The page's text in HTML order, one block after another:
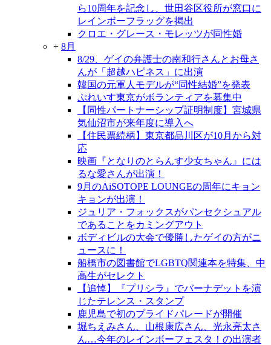
ら10周年を記念し、世田谷区役所が窓口に
レインボーフラッグを掲出
クロエ・グレース・モレッツが同性婚
+ 8月
8/29、ゲイの弁護士の南和行さんとお母さ
んが「超越ハピネス」に出演
韓国の元軍人モデルが“同性結婚”を発表
ぷれいす東京がボランティアを募集中
【同性パートナーシップ証明制度】宮城県
気仙沼市が来年度に導入へ
【住民票続柄】東京都品川区が10月から対
応
映画『となりのとらんす少女ちゃん』には
るな愛さんが出演！
9月のAiSOTOPE LOUNGEの周年にキョン
キョンが出演！
ジュリア・フォックスがパンセクシュアル
であることをカミングアウト
ボディビルの大会で優勝したゲイの方がニ
ュースに！
船橋市の図書館でLGBTQ関連本を特集、中
高生がセレクト
【追悼】『プリシラ』でバーナデットを演
じたテレンス・スタンプ
鹿児島で初のプライドパレードが開催
堀ちえみさん、山根康広さん、光永亮太さ
ん…今年のレインボーフェスタ！の出演者